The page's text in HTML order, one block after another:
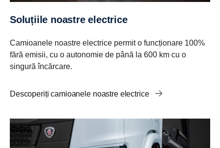
Soluțiile noastre electrice
Camioanele noastre electrice permit o funcționare 100%
fără emisii, cu o autonomie de până la 600 km cu o
singură încărcare.
Descoperiți camioanele noastre electrice